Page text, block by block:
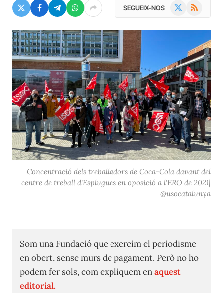
SEGUEIX-NOS RSS
Concentració dels treballadors de Coca-Cola davant del
centre de treball d'Esplugues en oposició a l'ERO de 2021|
@usocatalunya
Som una Fundació que exercim el periodisme
en obert, sense murs de pagament. Però no ho
podem fer sols, com expliquem enaquest
editorial.